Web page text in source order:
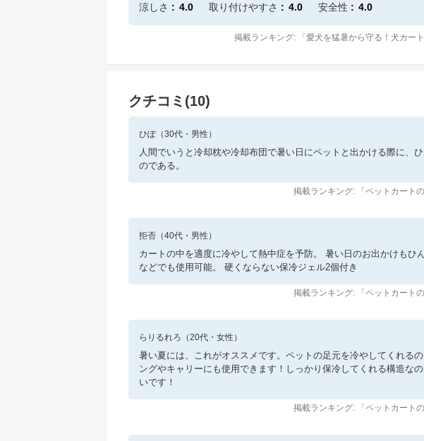
涼しさ 4.0 取り付けやすさ 4.0 安全性 4.0
掲載ランキング: 「 愛犬を猛暑から守る！犬カー
クチコミ(10)
ひぽ（30代・ 男性 ）
人間でいうと冷却枕や冷却布団で暑い日にペットと出かける際に、
のである。
掲載ランキング: 「 ペットカート
拒否 （40代・ 男性 ）
カートの中を適度に冷やして熱中症を予防。 暑い日のお出かけもひ
などでも使用可能。 硬くならない保冷ジェル2個付き
掲載ランキング: 「 ペットカート
らりるれろ （20代・ 女性 ）
暑い夏には、これがオススメです。ペットの足元を冷やしてくれる
ングやキャリーにも使用できます！しっかり保冷してくれる構造な
いです！
掲載ランキング: 「 ペットカート